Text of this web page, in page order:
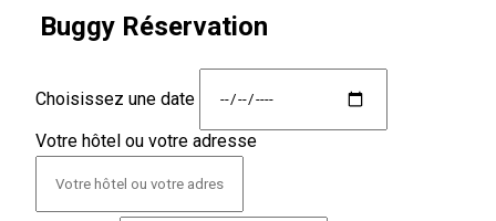
Buggy Réservation
Choisissez une date
Votre hôtel ou votre adresse